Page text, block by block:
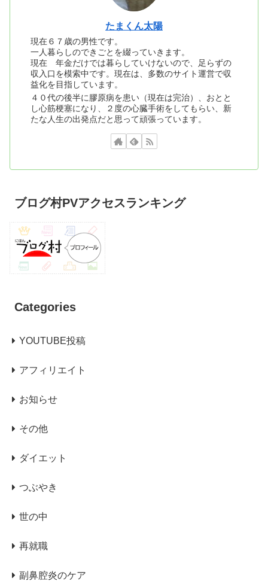
たまくん太陽
現在６７歳の男性です。
一人暮らしのできごとを綴っていきます。
現在 年金だけでは暮らしていけないので、足らずの
収入口を模索中です。現在は、多数のサイト運営で収
益化を目指しています。
４０代の後半に膠原病を患い（現在は完治）、おとと
し心筋梗塞になり、２度の心臓手術をしてもらい、新
たな人生の出発点だと思って頑張っています。
ブログ村PVアクセスランキング
Categories
YOUTUBE投稿
アフィリエイト
お知らせ
その他
ダイエット
つぶやき
世の中
再就職
副鼻腔炎のケア